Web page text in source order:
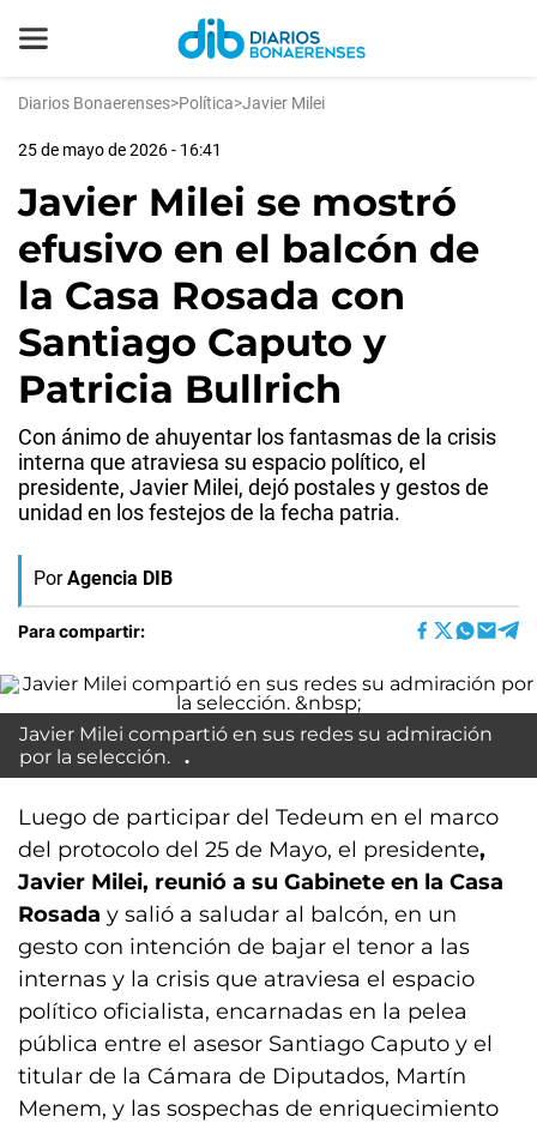
Diarios Bonaerenses>Política>Javier Milei
25 de mayo de 2026 - 16:41
Javier Milei se mostró
efusivo en el balcón de
la Casa Rosada con
Santiago Caputo y
Patricia Bullrich
Con ánimo de ahuyentar los fantasmas de la crisis
interna que atraviesa su espacio político, el
presidente, Javier Milei, dejó postales y gestos de
unidad en los festejos de la fecha patria.
Por Agencia DIB
Para compartir:
Javier Milei compartió en sus redes su admiración
por la selección.
Luego de participar del Tedeum en el marco
del protocolo del 25 de Mayo, el presidente,
Javier Milei, reunió a su Gabinete en la Casa
Rosada y salió a saludar al balcón, en un
gesto con intención de bajar el tenor a las
internas y la crisis que atraviesa el espacio
político oficialista, encarnadas en la pelea
pública entre el asesor Santiago Caputo y el
titular de la Cámara de Diputados, Martín
Menem, y las sospechas de enriquecimiento